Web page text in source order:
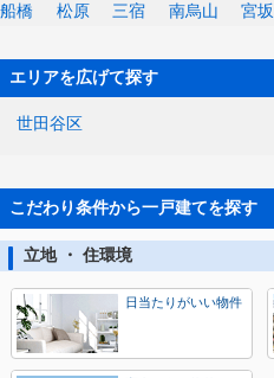
船橋
松原 三宿 南烏山 宮坂
エリアを広げて探す
世田谷区
こだわり条件から一戸建てを探す
立地 ・ 住環境
日当たりがいい物件